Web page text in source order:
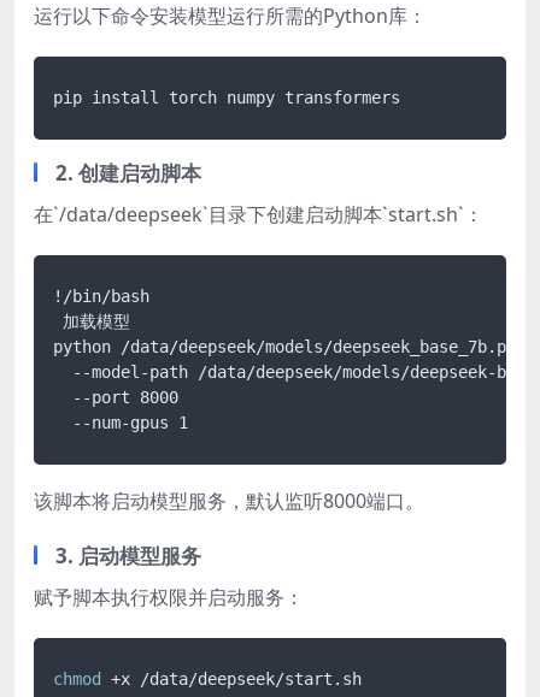
运行以下命令安装模型运行所需的Python库：
2. 创建启动脚本
在`/data/deepseek`目录下创建启动脚本`start.sh`：
!/bin/bash
加载模型
python /data/deepseek/models/deepseek_base_7b.py
--model-path /data/deepseek/models/deepseek-
  --port 8000
该脚本将启动模型服务，默认监听8000端口。
3. 启动模型服务
赋予脚本执行权限并启动服务：
chmod
+x /data/deepseek/start.sh